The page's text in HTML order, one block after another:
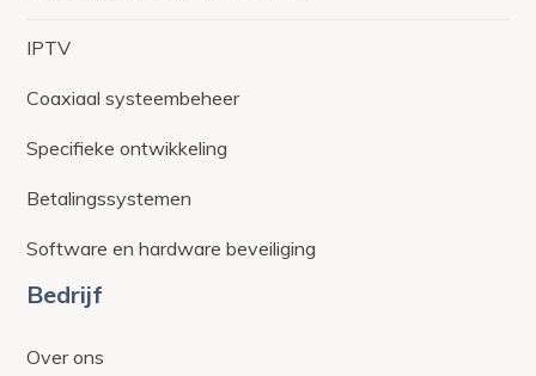
IPTV
Coaxiaal systeembeheer
Specifieke ontwikkeling
Betalingssystemen
Software en hardware beveiliging
Bedrijf
Over ons